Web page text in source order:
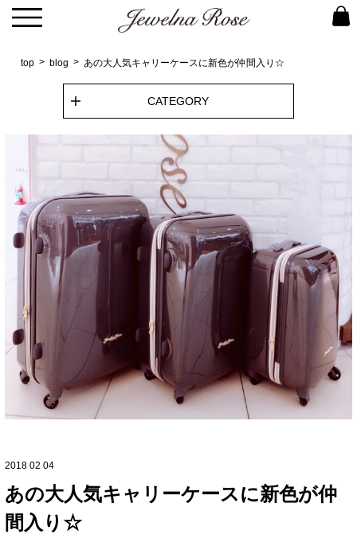
top blog あの大人気キャリーケースに新色が仲間入り☆
CATEGORY
2018 02 04
あの大人気キャリーケースに新色が仲
間入り☆